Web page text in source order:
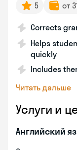
5 от
Corrects
Helps
quickly
Includes
Читать дальше
Услуги и
Английский